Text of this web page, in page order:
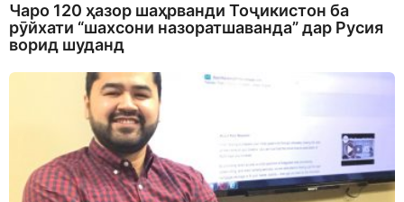
Чаро 120 ҳазор шаҳрванди Тоҷикистон ба
рӯйхати “шахсони назоратшаванда” дар Русия
ворид шуданд